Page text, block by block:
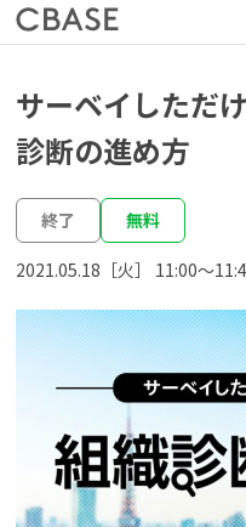
活用シーン
導入事例
お知らせ
会社情報
サーベイしただ
診断の進め方
終了 無料
2021.05.18［火］ 11:00〜